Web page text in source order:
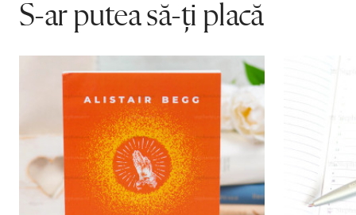
S-ar putea să-ți placă